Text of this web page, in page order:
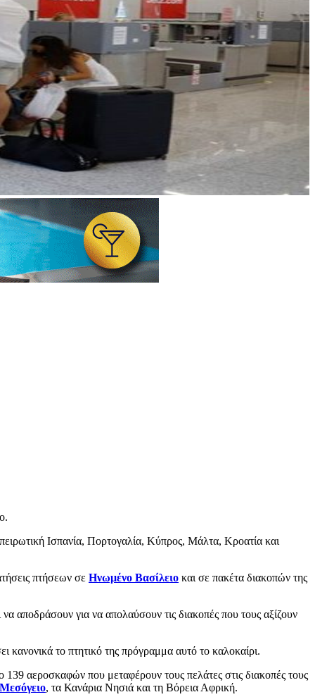
Ισπανία, Πορτογαλία, Κύπρος, Μάλτα, Κροατία και
πτήσεων σε Ηνωμένο Βασίλειο και σε πακέτα διακοπών της
αποδράσουν για να απολαύσουν τις διακοπές που τους αξίζουν
κανονικά το πτητικό της πρόγραμμα αυτό το καλοκαίρι.
αεροσκαφών που μεταφέρουν τους πελάτες στις διακοπές τους
, τα Κανάρια Νησιά και τη Βόρεια Αφρική.